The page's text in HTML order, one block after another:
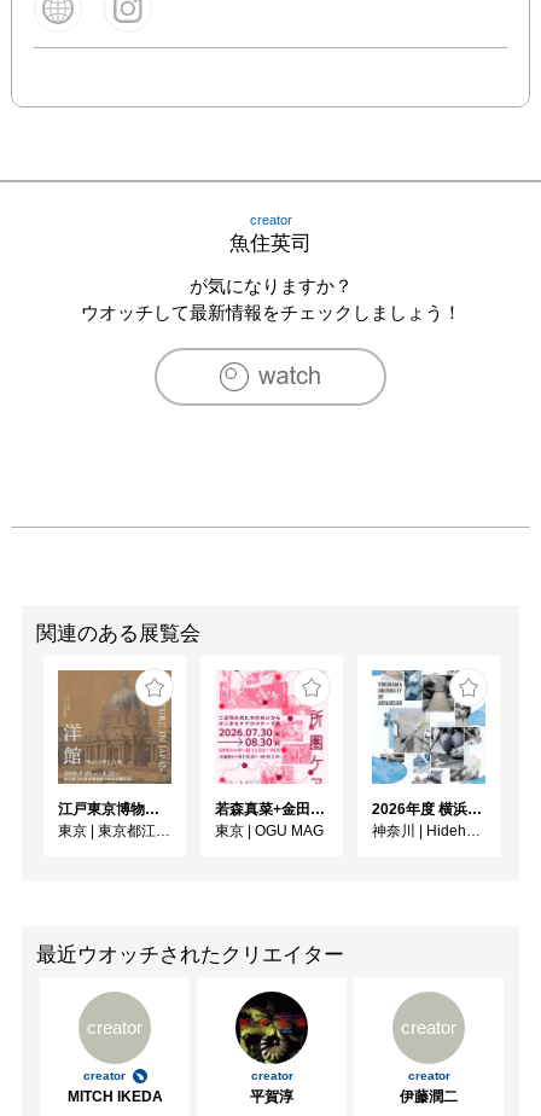
creator
魚住英司
が気になりますか？
ウオッチして最新情報をチェックしましょう！
関連のある展覧会
江戸東京博物館リニューアル記念特別展「洋館 明治の夢と挑戦」
東京 | 東京都江戸東京博物館
若森真菜+金田ゆりあ「ご近所圏ケアーご近所の気にかけあいからはじまるケアのリサーチ展ー」
東京 | OGU MAG
2026年度 横浜美術大学 助手・副手展
神奈川
| Hideharu Fukasaku Gallery & Museum(FEI ART MUSEUM YOKOHAMA)
最近ウオッチされたクリエイター
creator
creator
MITCH IKEDA
creator
平賀淳
creator
creator
伊藤潤二